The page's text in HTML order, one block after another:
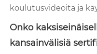
koulutusvideoita ja
Onko
kansainvälisiä